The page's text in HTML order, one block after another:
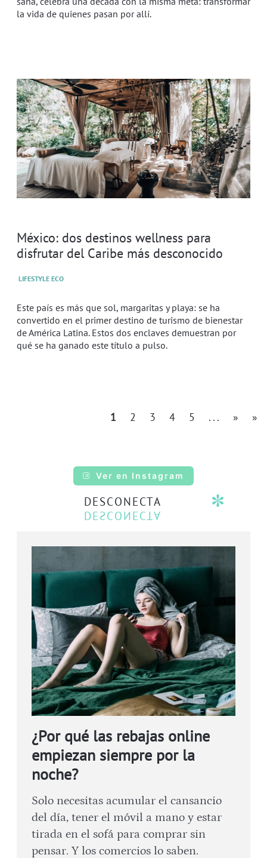
la vida de quienes pasan por allí.
México: dos destinos wellness para
disfrutar del Caribe más desconocido
LIFESTYLE ECO
Este país es más que sol, margaritas y playa: se ha
convertido en el primer destino de turismo de bienestar
de América Latina. Estos dos enclaves demuestran por
qué se ha ganado este título a pulso.
1 2 3 4 5 ... » »
Ver en Instagram
DESCONECTA
¿Por qué las rebajas online
empiezan siempre por la
noche?
Solo necesitas acumular el cansancio
del día, tener el móvil a mano y estar
tirada en el sofá para comprar sin
pensar. Y los comercios lo saben.